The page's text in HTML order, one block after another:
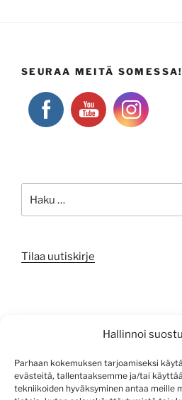
Hallinnoi
Parhaan kokemuksen tarjoamiseksi
evästeitä, tallentaaksemme ja/tai
tekniikoiden hyväksyminen antaa meille
SEURAA MEITÄ SOMESSA!
Tilaa uutiskirje
Sisältösyöte